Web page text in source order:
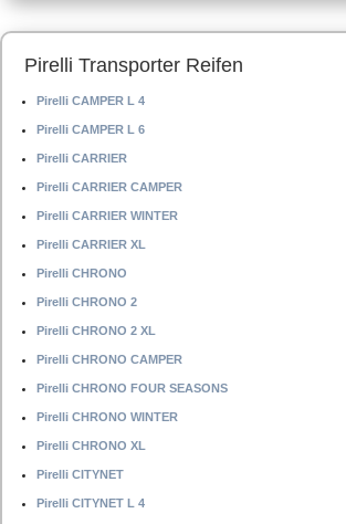
Pirelli Transporter Reifen
Pirelli CAMPER L 4
Pirelli CAMPER L 6
Pirelli CARRIER
Pirelli CARRIER CAMPER
Pirelli CARRIER WINTER
Pirelli CARRIER XL
Pirelli CHRONO
Pirelli CHRONO 2
Pirelli CHRONO 2 XL
Pirelli CHRONO CAMPER
Pirelli CHRONO FOUR SEASONS
Pirelli CHRONO WINTER
Pirelli CHRONO XL
Pirelli CITYNET
Pirelli CITYNET L 4